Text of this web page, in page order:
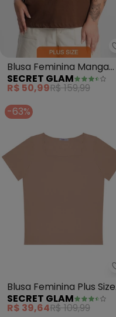
Blusa Feminina Manga
Curta (Marrom)
SECRET GLAM
R$ 50,99R$ 159,99
-63%
Blusa Feminina Plus Size
(Marrom)
SECRET GLAM
R$ 39,64R$ 109,99